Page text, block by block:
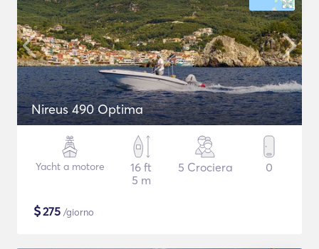
Nireus 490 Optima
Yacht a motore
16 ft
5 m
5 Crociera 0
$275 /giorno